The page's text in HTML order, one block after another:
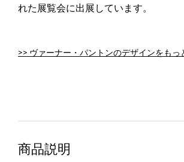
れた展覧会に出展しています。
>> ヴァーナー・パントンのデザインをもっ
商品説明